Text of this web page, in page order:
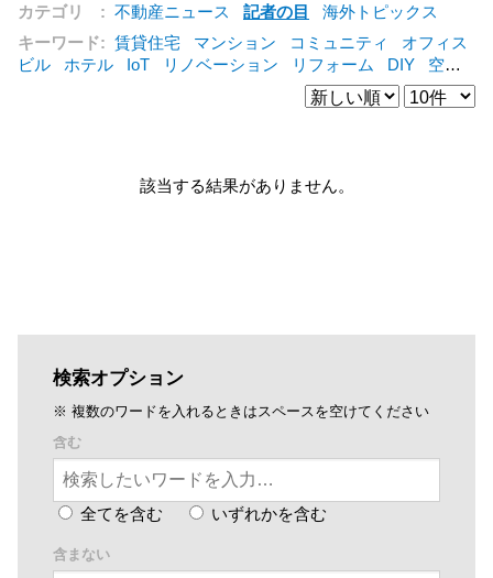
カテゴリ : 不動産ニュース 記者の目
海外トピックス
キーワード: 賃貸住宅 マンション コミュニティ
オフィス
ビル
ホテル IoT リノベーション リフォーム DIY
空き
シェアリングエコノミー
建売
公営住宅 仲介 海外 [+]
該当する結果がありません。
検索オプション
※ 複数のワードを入れるときはスペースを空けてください
含む
全てを含む いずれかを含む
含まない